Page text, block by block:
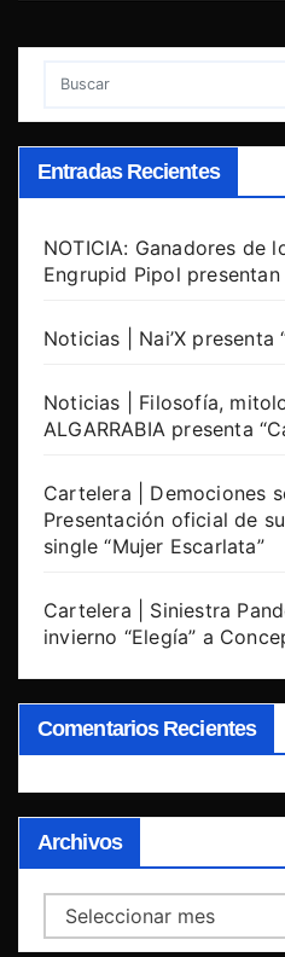
Entradas Recientes
NOTICIA: Ganadores de
Engrupid Pipol
Noticias | Nai’X presenta
Noticias | Filosofía,
ALGARRABIA presenta
Cartelera | Demociones
Presentación oficial de
single “Mujer Escarlata”
Cartelera | Siniestra
invierno “Elegía” a
Comentarios Recientes
Archivos
Archivos